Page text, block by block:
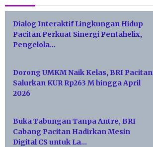
Dialog Interaktif Lingkungan Hidup
Pacitan Perkuat Sinergi Pentahelix,
Pengelola…
Dorong UMKM Naik Kelas, BRI Pacitan
Salurkan KUR Rp263 M hingga April
2026
Buka Tabungan Tanpa Antre, BRI
Cabang Pacitan Hadirkan Mesin
Digital CS untuk La…